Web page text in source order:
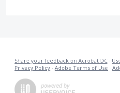
Share your feedback on Acrobat DC ·
Privacy Policy · Adobe Terms of Use ·